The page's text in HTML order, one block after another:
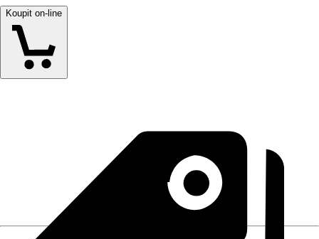
Koupit on-line